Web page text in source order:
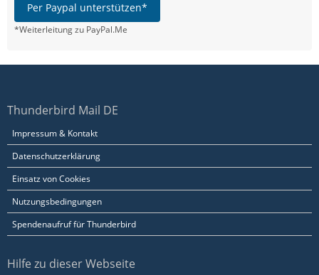
Per Paypal unterstützen*
*Weiterleitung zu PayPal.Me
Thunderbird Mail DE
Impressum & Kontakt
Datenschutzerklärung
Einsatz von Cookies
Nutzungsbedingungen
Spendenaufruf für Thunderbird
Hilfe zu dieser Webseite